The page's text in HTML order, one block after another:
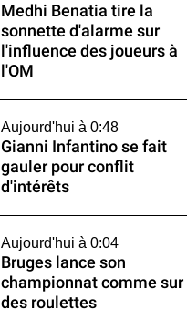
Medhi Benatia tire la
sonnette d'alarme sur
l'influence des joueurs à
l'OM
Aujourd'hui à 0:48
Gianni Infantino se fait
gauler pour conflit
d'intérêts
Aujourd'hui à 0:04
Bruges lance son
championnat comme sur
des roulettes